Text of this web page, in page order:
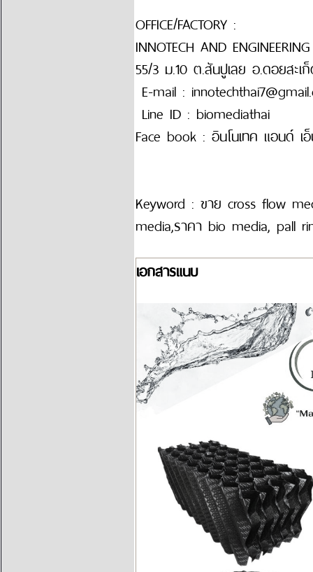
OFFICE/FACTORY :
INNOTECH AND
55/3 ม.10 ต.สันปูเลย อ.ดอยสะเ
E-mail :
Line ID : biomediathai
Face book : อินโนเทค แอนด์ เ
Keyword : ขาย cross flow
media,ราคา bio media, pall
เอกสารแนบ